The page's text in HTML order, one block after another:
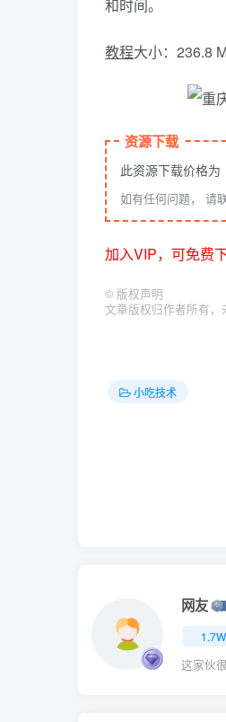
和时间。
教程大小：236.8
资源下载
此资源下载价格为
如有任何问题， 请
加入VIP，可免费
© 版权声明
文章版权归作者所有，
小吃技术
网友
这家伙